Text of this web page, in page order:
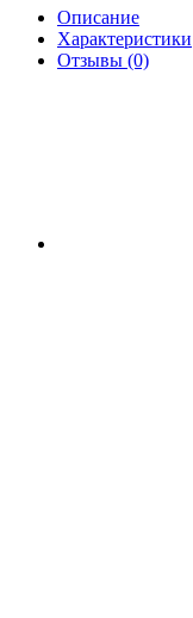
Описание
Характеристики
Отзывы (0)